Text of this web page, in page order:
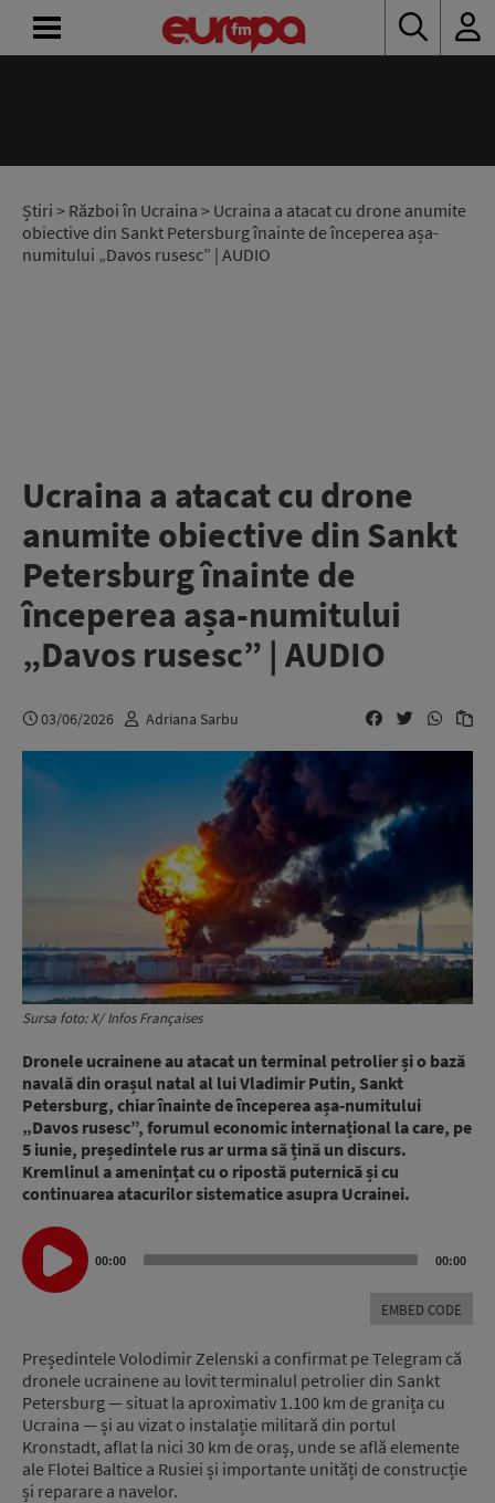
Știri > Război în Ucraina > Ucraina a atacat cu drone anumite
obiective din Sankt Petersburg înainte de începerea așa-
numitului „Davos rusesc” | AUDIO
Ucraina a atacat cu drone
anumite obiective din Sankt
Petersburg înainte de
începerea așa-numitului
„Davos rusesc” | AUDIO
03/06/2026 Adriana Sarbu
Sursa foto: X/ Infos Françaises
Dronele ucrainene au atacat un terminal petrolier și o bază
navală din orașul natal al lui Vladimir Putin, Sankt
Petersburg, chiar înainte de începerea așa-numitului
„Davos rusesc”, forumul economic internațional la care, pe
5 iunie, președintele rus ar urma să țină un discurs.
Kremlinul a amenințat cu o ripostă puternică și cu
continuarea atacurilor sistematice asupra Ucrainei.
Audio
Player
00:00 00:00
EMBED CODE
Președintele Volodimir Zelenski a confirmat pe Telegram că
dronele ucrainene au lovit terminalul petrolier din Sankt
Petersburg — situat la aproximativ 1.100 km de granița cu
Ucraina — și au vizat o instalație militară din portul
Kronstadt, aflat la nici 30 km de oraș, unde se află elemente
ale Flotei Baltice a Rusiei și importante unități de construcție
și reparare a navelor.
RADIO
CONCURSURI